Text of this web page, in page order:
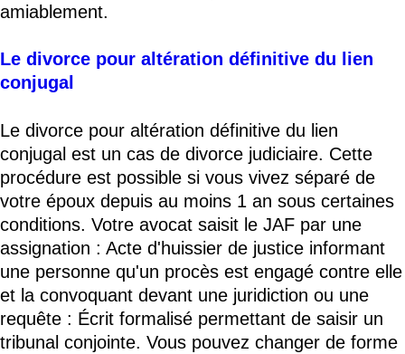
amiablement.
Le divorce pour altération définitive du lien
conjugal
Le divorce pour altération définitive du lien
conjugal est un cas de divorce judiciaire. Cette
procédure est possible si vous vivez séparé de
votre époux depuis au moins 1 an sous certaines
conditions. Votre avocat saisit le JAF par une
assignation : Acte d'huissier de justice informant
une personne qu'un procès est engagé contre elle
et la convoquant devant une juridiction ou une
requête : Écrit formalisé permettant de saisir un
tribunal conjointe. Vous pouvez changer de forme